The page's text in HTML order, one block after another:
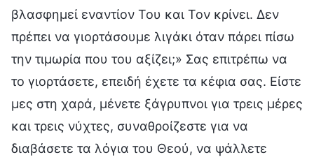
βλασφημεί εναντίον Του και Τον κρίνει. Δεν
πρέπει να γιορτάσουμε λιγάκι όταν πάρει πίσω
την τιμωρία που του αξίζει;» Σας επιτρέπω να
το γιορτάσετε, επειδή έχετε τα κέφια σας. Είστε
μες στη χαρά, μένετε ξάγρυπνοι για τρεις μέρες
και τρεις νύχτες, συναθροίζεστε για να
διαβάσετε τα λόγια του Θεού, να ψάλλετε